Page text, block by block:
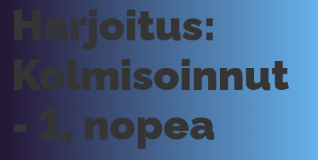
Harjoitus:
Kolmisoinnut
- 1, nopea